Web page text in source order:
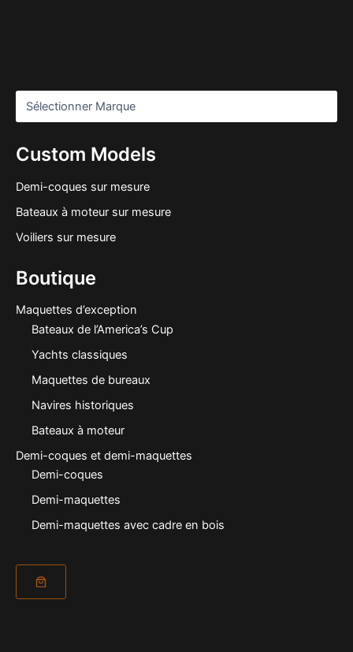
Custom Models
Demi-coques sur mesure
Bateaux à moteur sur mesure
Voiliers sur mesure
Boutique
Maquettes d’exception
Bateaux de l’America’s Cup
Yachts classiques
Maquettes de bureaux
Navires historiques
Bateaux à moteur
Demi-coques et demi-maquettes
Demi-coques
Demi-maquettes
Demi-maquettes avec cadre en bois